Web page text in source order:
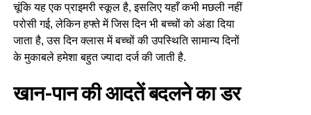
चूंकि यह एक प्राइमरी स्कूल है, इसलिए यहाँ कभी मछली नहीं
परोसी गई, लेकिन हफ्ते में जिस दिन भी बच्चों को अंडा दिया
जाता है, उस दिन क्लास में बच्चों की उपस्थिति सामान्य दिनों
के मुकाबले हमेशा बहुत ज्यादा दर्ज की जाती है.
खान-पान की आदतें बदलने का डर